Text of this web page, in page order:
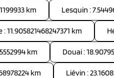
km Lesquin :
: 11.905821468247371 km
km Douai :
km Liévin :